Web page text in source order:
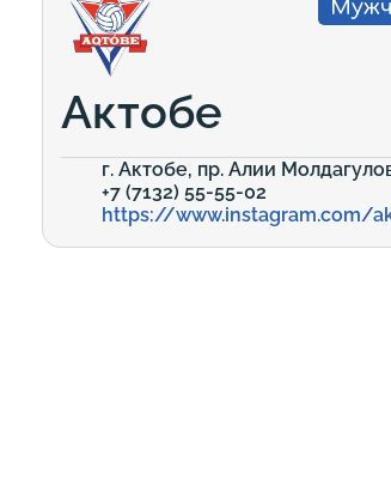
Актобе
г. Актобе, пр. Алии
+7 (7132) 55-55-02
https://www.instagram.com/